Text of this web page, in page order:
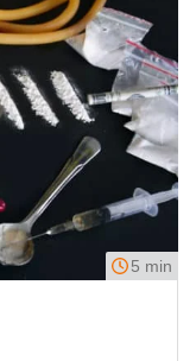
5 min